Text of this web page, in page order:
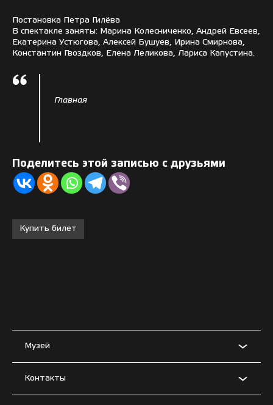
Постановка Петра Гилёва
В спектакле заняты: Марина Колесниченко, Андрей Евсеев,
Екатерина Устюгова, Алексей Бушуев, Ирина Смирнова,
Константин Гвоздков, Елена Леликова, Лариса Капустина.
Главная
Поделитесь этой записью с друзьями
Купить билет
Музей
Контакты